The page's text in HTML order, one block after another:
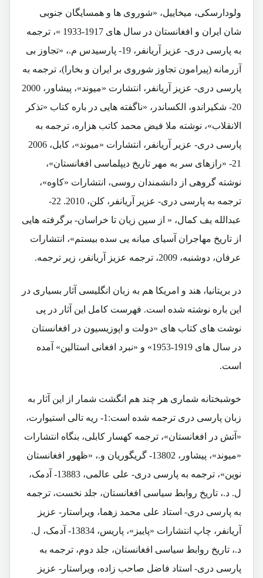
ولودارسکی، میخاییل، «شوروی ها و همسایگان جنوبی
شان ایران و افغانستان در سال های 1917-1933 »، ترجمه
به پارسی دری- عزیز آریانفر، 19- پارسیدس م.، «تجاوز بی
آزرمانه (پیرامون تجاوز شوروی بر ایران و بخارا)، ترجمه به
پارسی دری- عزیز آریانفر، انتشارت «میوند»، پیشاور، 2000
20- شکیراندو، الکساندر، «ناگفته هایی در باره کتاب «تذکر
الانقلاب»، نوشته ملا فیض محمد کاتب هزاره، ترجمه به
پارسی دری- عزیر آریانفر، انتشارات «میوند»، کابل، 2006
21- «رازهای سر به مهر تاریخ دیپلماسی افغانستان»،
نوشته گروهی از دانشمندان روسی، انتشارات «کاوه»،
ترجمه به پارسی دری- عزیر آریانفر، کلن، 2010. 22-
عبدالله یف کمال، « از سین زیان تا خراسان- برگرفته هایی
از تاریخ مهاجران آسیای میانه یی سده بیستم»، انتشارات
عرفان، دوشنبه، 2009، ترجمه عزیز آریانفر، زیر ترجمه.
در بریتانیا، هند و امریکا هم به زبان انگلیسی آثار بسیاری در
این باره نوشته شده است. فهرست کامل این آثار در پی
نوشت های کتاب های «دولت و اپوزیسیون در افغانستان
در سال های 1919-1953» و «نبرد افغانی استالین» آمده
است.
خوشبختانه شماری هر چند هم انگشت شمار از این آثار به
زبان پارسی دری ترجمه شده است:1- ریه تالی استیوارت،
«آتش در افغانستان»، ترجمه کهسار کابلی، بنگاه انتشارات
«میوند»، پیشاور، 13802- گریگوریان و.، «ظهور افغانستان
نوین»، ترجمه به پارسی دری- علی عالمی، 13883- آدمک،
ل. د.، تاریخ روابط سیاسی افغانستان، جلد نخست، ترجمه
به پارسی دری- استاد علی محمد زهما، ویراستار- عزیز
آریانفر، چاپ انتشارات «پاییز»، پاریس، 13834- آدمک، ل.
د.، تاریخ روابط سیاسی افغانستان، جلد دوم، ترجمه به
پارسی دری- استاد فاضل صاحب زاده، ویراستار- عزیز